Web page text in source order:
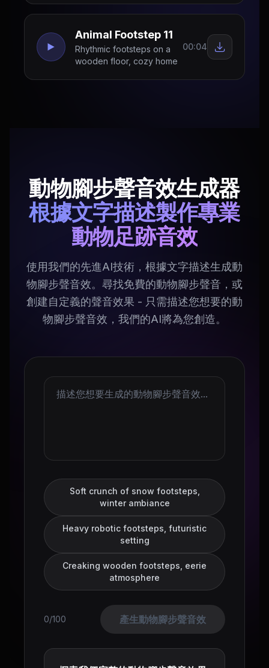
Animal Footstep 11
Rhythmic footsteps on a
wooden floor, cozy home
00:04
動物腳步聲音效生成器
根據文字描述製作專業
動物足跡音效
使用我們的先進AI技術，根據文字描述生成動
物腳步聲音效。尋找免費的動物腳步聲音，或
創建自定義的聲音效果 - 只需描述您想要的動
物腳步聲音效，我們的AI將為您創造。
Soft crunch of snow footsteps,
winter ambiance
Heavy robotic footsteps, futuristic
setting
Creaking wooden footsteps, eerie
atmosphere
0/100 產生動物腳步聲音效